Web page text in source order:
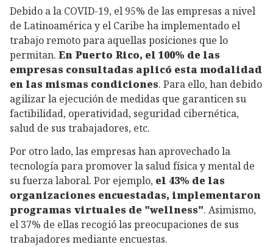
Debido a la COVID-19, el 95% de las empresas a nivel
de Latinoamérica y el Caribe ha implementado el
trabajo remoto para aquellas posiciones que lo
permitan. En Puerto Rico, el 100% de las
empresas consultadas aplicó esta modalidad
en las mismas condiciones. Para ello, han debido
agilizar la ejecución de medidas que garanticen su
factibilidad, operatividad, seguridad cibernética,
salud de sus trabajadores, etc.
Por otro lado, las empresas han aprovechado la
tecnología para promover la salud física y mental de
su fuerza laboral. Por ejemplo, el 43% de las
organizaciones encuestadas, implementaron
programas virtuales de "wellness". Asimismo,
el 37% de ellas recogió las preocupaciones de sus
trabajadores mediante encuestas.